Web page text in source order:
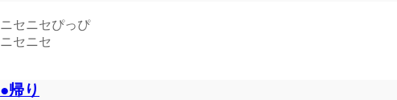
ニセニセぴっぴ
ニセニセ
●帰り